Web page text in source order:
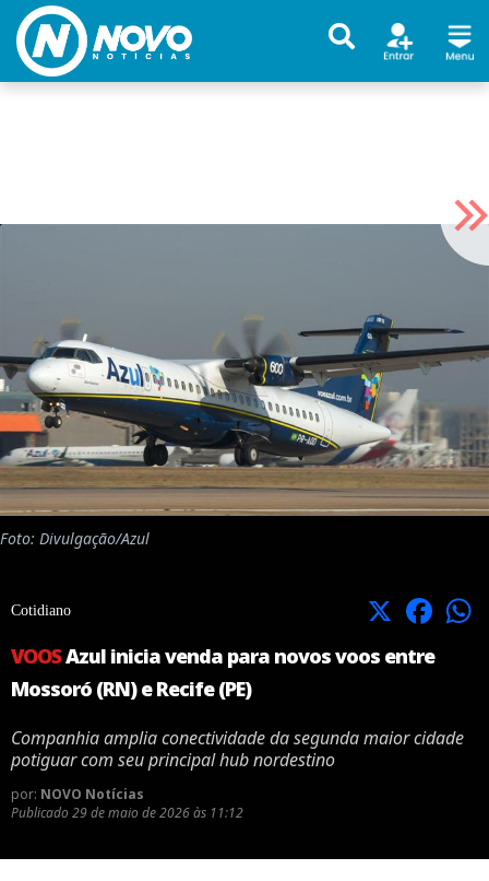
Foto: Divulgação/Azul
Cotidiano X Facebook
VOOSAzul inicia venda para novos voos entre
Mossoró (RN) e Recife (PE)
Companhia amplia conectividade da segunda maior cidade
potiguar com seu principal hub nordestino
por: NOVO Notícias
Publicado 29 de maio de 2026 às 11:12